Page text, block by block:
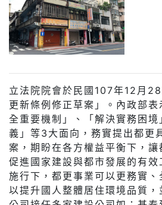
立法院院會於民國107年12月
更新條例修正草案」。內政部
全重要機制」、「解決實務困境
義」等3大面向，務實提出都更
案，期盼在各方權益平衡下，
促進國家建設與都市發展的有
施行下，都更事業可以更務實、
以提升國人整體居住環境品質